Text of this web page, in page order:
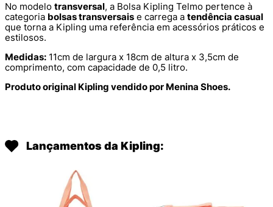
No modelo transversal, a Bolsa Kipling Telmo pertence à
categoria bolsas transversais e carrega a tendência casual
que torna a Kipling uma referência em acessórios práticos e
estilosos.
Medidas: 11cm de largura x 18cm de altura x 3,5cm de
comprimento, com capacidade de 0,5 litro.
Produto original Kipling vendido por Menina Shoes.
Lançamentos da Kipling: